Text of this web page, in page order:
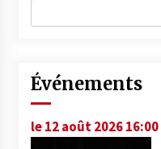
Événements
le 12 août 2026 16:00